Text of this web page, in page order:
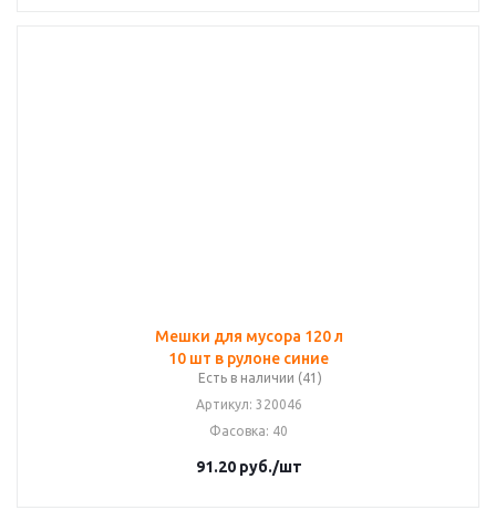
Мешки для мусора 120 л
10 шт в рулоне синие
Есть в наличии (41)
Артикул: 320046
Фасовка: 40
91.20руб./шт